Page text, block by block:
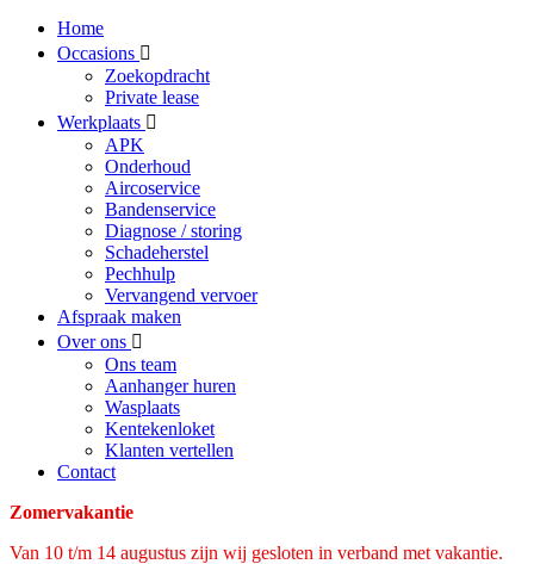
Home
Occasions
Zoekopdracht
Private lease
Werkplaats
APK
Onderhoud
Aircoservice
Bandenservice
Diagnose / storing
Schadeherstel
Pechhulp
Vervangend vervoer
Afspraak maken
Over ons
Ons team
Aanhanger huren
Wasplaats
Kentekenloket
Klanten vertellen
Contact
Zomervakantie
Van 10 t/m 14 augustus zijn wij gesloten in verband met vakantie.